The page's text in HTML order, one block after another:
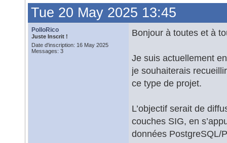
Tue 20 May 2025 13:45
PolloRico
Juste Inscrit !
Date d'inscription: 16 May 2025
Messages: 3
Bonjour à toutes et à
Je suis actuellement
je souhaiterais
ce type de projet.
L’objectif serait de
couches SIG, en
données PostgreSQL/